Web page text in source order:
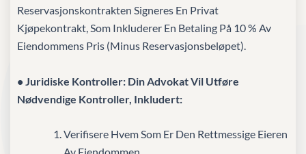
Reservasjonskontrakten Signeres En Privat
Kjøpekontrakt, Som Inkluderer En Betaling På 10 % Av
Eiendommens Pris (minus Reservasjonsbeløpet).
• Juridiske Kontroller: Din Advokat Vil Utføre
Nødvendige Kontroller, Inkludert:
Verifisere Hvem Som Er Den Rettmessige Eieren